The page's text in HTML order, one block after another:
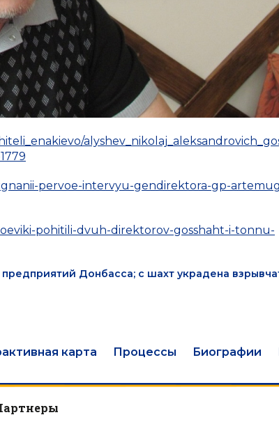
pervoe-intervyu-gendirektora-gp-
pohitili-dvuh-direktorov-gosshaht-i-tonnu-
Донбасса; с шахт украдена
карта Процессы Биографии